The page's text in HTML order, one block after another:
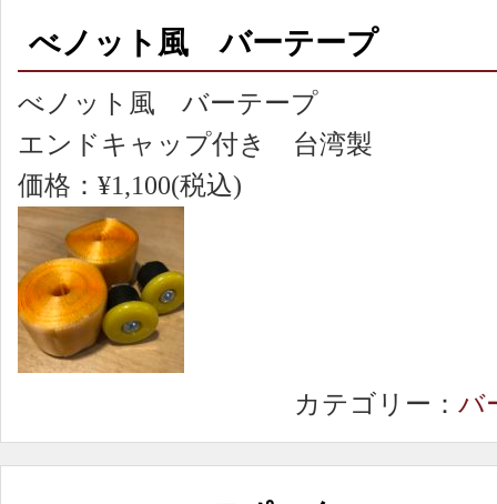
べノット風 バーテープ
べノット風 バーテープ
エンドキャップ付き 台湾製
価格：¥1,100(税込)
カテゴリー： バ